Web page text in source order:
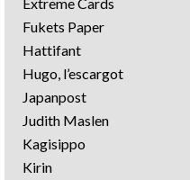
Fukets Paper
Hattifant
Hugo, l’escargot
Japanpost
Judith Maslen
Kagisippo
Kirin